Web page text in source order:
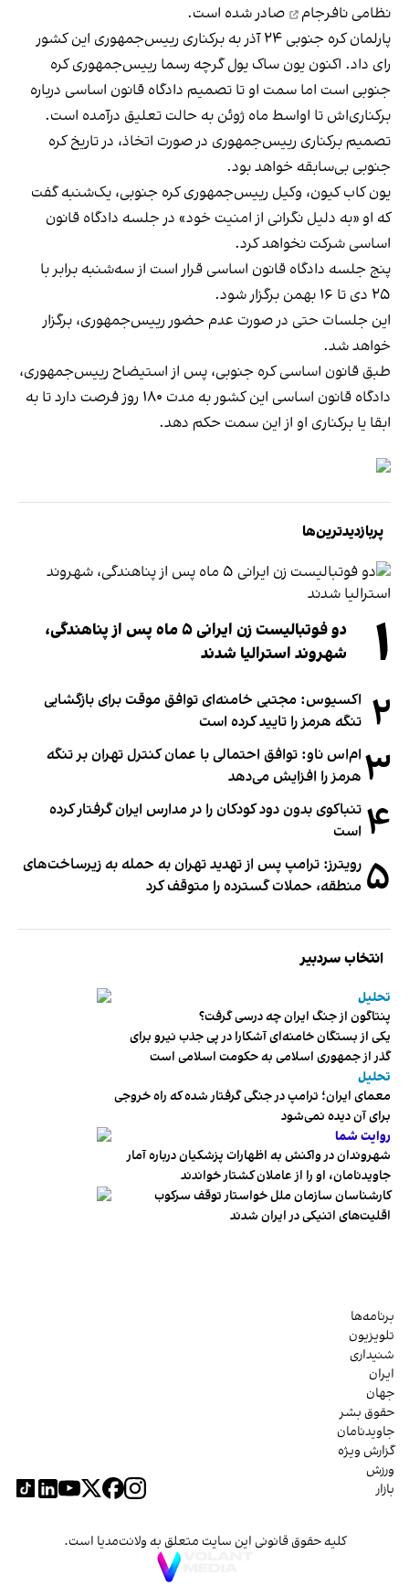
نظامی نافرجام
صادر شده است.
پارلمان کره جنوبی ۲۴ آذر به برکناری رییس‌جمهوری این کشور
رای داد. اکنون یون ساک یول گرچه رسما رییس‌جمهوری کره
جنوبی است اما سمت او تا تصمیم دادگاه قانون اساسی درباره
برکناری‌اش تا اواسط ماه ژوئن به حالت تعلیق درآمده است.
تصمیم برکناری رییس‌جمهوری در صورت اتخاذ، در تاریخ کره
جنوبی بی‌سابقه خواهد بود.
یون کاب کیون، وکیل رییس‌جمهوری کره جنوبی، یک‌شنبه گفت
که او «به دلیل نگرانی از امنیت خود» در جلسه دادگاه قانون
اساسی شرکت نخواهد کرد.
پنج جلسه دادگاه قانون اساسی قرار است از سه‌شنبه برابر با
۲۵ دی تا ۱۶ بهمن برگزار شود.
این جلسات حتی در صورت عدم حضور رییس‌جمهوری، برگزار
خواهد شد.
طبق قانون اساسی کره جنوبی، پس از استیضاح رییس‌جمهوری،
دادگاه قانون اساسی این کشور به مدت ۱۸۰ روز فرصت دارد تا به
ابقا یا برکناری او از این سمت حکم دهد.
پربازدیدترین‌ها
۱
دو فوتبالیست زن ایرانی ۵ ماه پس از پناهندگی،
شهروند استرالیا شدند
۲ اکسیوس: مجتبی خامنه‌ای توافق موقت برای بازگشایی
تنگه هرمز را تایید کرده است
۳ ام‌اس ناو: توافق احتمالی با عمان کنترل تهران بر تنگه
هرمز را افزایش می‌دهد
۴ تنباکوی بدون دود کودکان را در مدارس ایران گرفتار کرده
است
۵ رویترز: ترامپ پس از تهدید تهران به حمله به زیرساخت‌های
منطقه، حملات گسترده را متوقف کرد
انتخاب سردبیر
تحلیل
پنتاگون از جنگ ایران چه درسی گرفت؟
یکی از بستگان خامنه‌ای آشکارا در پی جذب نیرو برای
گذر از جمهوری اسلامی به حکومت اسلامی است
تحلیل
معمای ایران؛ ترامپ در جنگی گرفتار شده که راه خروجی
برای آن دیده نمی‌شود
روایت شما
شهروندان در واکنش به اظهارات پزشکیان درباره آمار
جاویدنامان، او را از عاملان کشتار خواندند
کارشناسان سازمان ملل خواستار توقف سرکوب
اقلیت‌های اتنیکی در ایران شدند
برنامه‌ها
تلویزیون
شنیداری
ایران
جهان
حقوق بشر
جاویدنامان
گزارش ویژه
ورزش
بازار
کلیه حقوق قانونی این سایت متعلق به ولانت‌مدیا است.